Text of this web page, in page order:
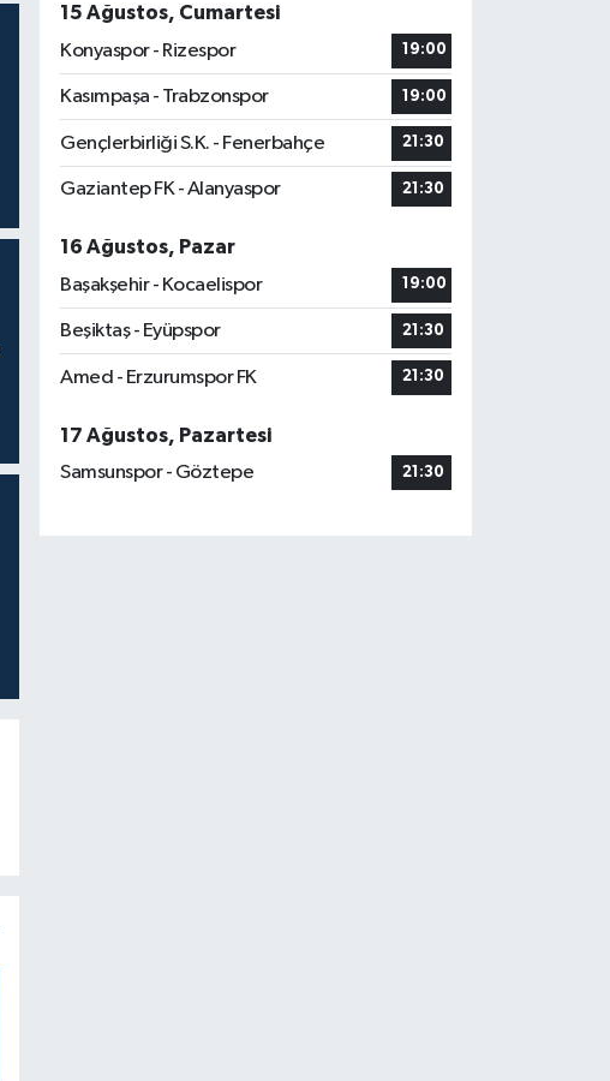
15 Ağustos, Cumartesi
Konyaspor - Rizespor
19:00
Kasımpaşa - Trabzonspor 19:00
Gençlerbirliği S.K. - Fenerbahçe 21:30
Gaziantep FK - Alanyaspor 21:30
16 Ağustos, Pazar
Başakşehir - Kocaelispor
19:00
Beşiktaş - Eyüpspor 21:30
Amed - Erzurumspor FK 21:30
17 Ağustos, Pazartesi
Samsunspor - Göztepe
21:30